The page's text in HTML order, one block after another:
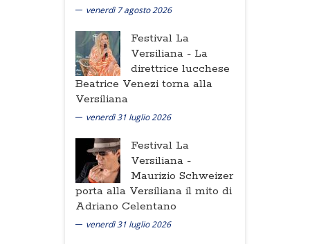
venerdì 7 agosto 2026
Festival La
Versiliana - La
direttrice lucchese
Beatrice Venezi torna alla
Versiliana
venerdì 31 luglio 2026
Festival La
Versiliana -
Maurizio Schweizer
porta alla Versiliana il mito di
Adriano Celentano
venerdì 31 luglio 2026